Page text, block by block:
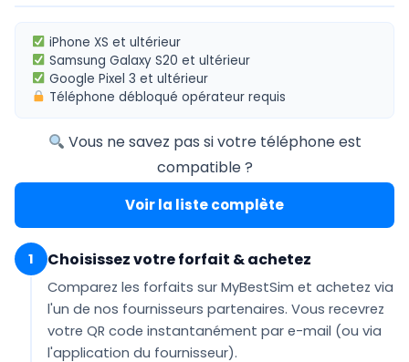
iPhone XS et ultérieur
Samsung Galaxy S20 et ultérieur
Google Pixel 3 et ultérieur
Téléphonedébloqué opérateur requis
Vous ne savez pas si votre téléphone est
compatible ?
Voir la liste complète
1 Choisissez votre forfait & achetez
Comparez les forfaits sur MyBestSim et achetez via
l'un de nos fournisseurs partenaires. Vous recevrez
votre QR code instantanément par e-mail (ou via
l'application du fournisseur).